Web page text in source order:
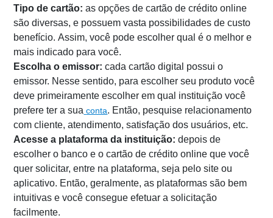
Tipo de cartão: as opções de cartão de crédito online
são diversas, e possuem vasta possibilidades de custo
benefício. Assim, você pode escolher qual é o melhor e
mais indicado para você.
Escolha o emissor: cada cartão digital possui o
emissor. Nesse sentido, para escolher seu produto você
deve primeiramente escolher em qual instituição você
prefere ter a sua conta. Então, pesquise relacionamento
com cliente, atendimento, satisfação dos usuários, etc.
Acesse a plataforma da instituição: depois de
escolher o banco e o cartão de crédito online que você
quer solicitar, entre na plataforma, seja pelo site ou
aplicativo. Então, geralmente, as plataformas são bem
intuitivas e você consegue efetuar a solicitação
facilmente.